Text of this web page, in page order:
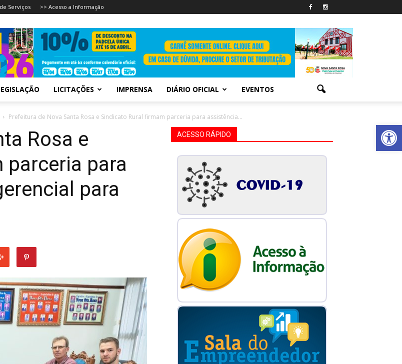
Abrir
Serviços >> Acesso a Informação
LICITAÇÕES IMPRENSA DIÁRIO OFICIAL EVENTOS
Prefeitura de Nova Santa Rosa e Sindicato Rural firmam parceria para assistência...
Rosa e
parceria para
para
ACESSO RÁPIDO